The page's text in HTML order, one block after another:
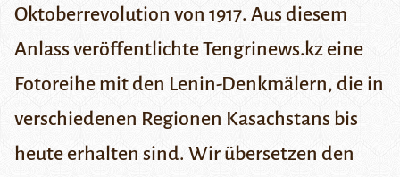
Oktoberrevolution von 1917. Aus diesem
Anlass veröffentlichteTengrinews.kz eine
Fotoreihe mit den Lenin-Denkmälern, die in
verschiedenen Regionen Kasachstans bis
heute erhalten sind. Wir übersetzen den